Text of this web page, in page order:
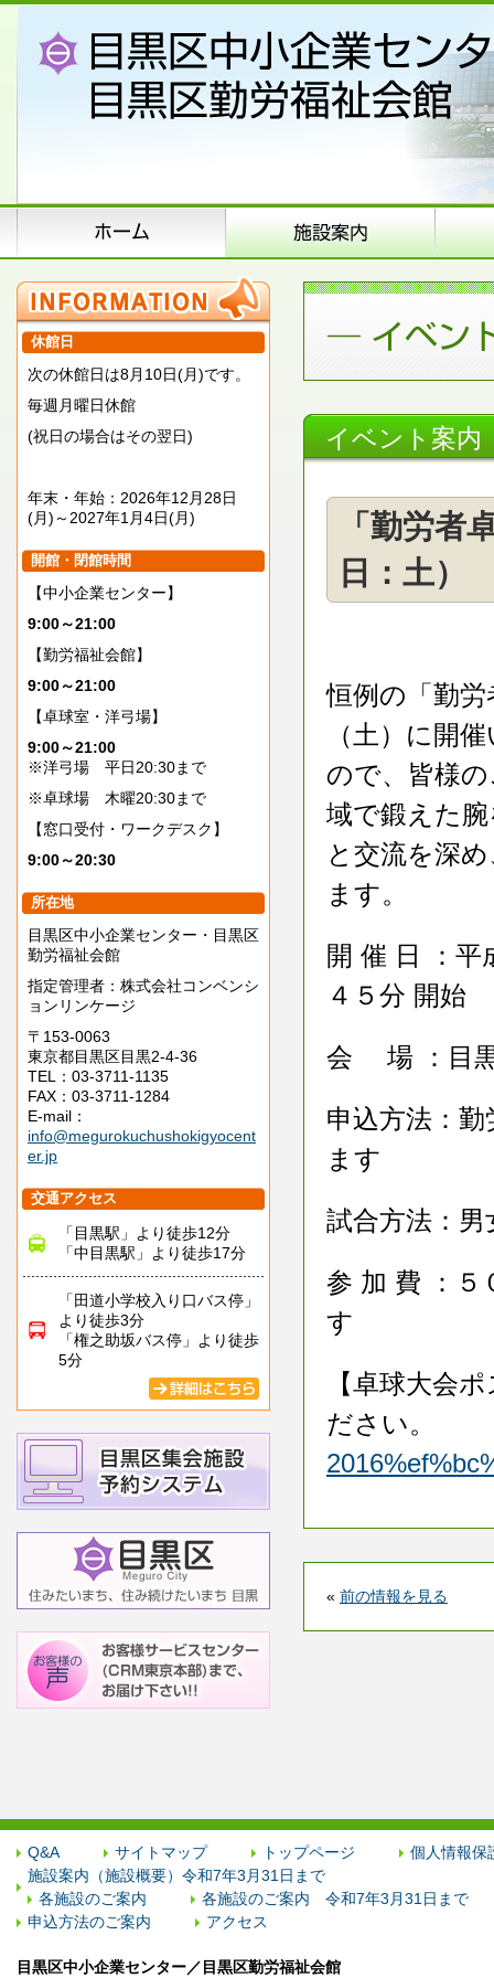
休館日
次の休館日は8月10日(月)です。
毎週月曜日休館
(祝日の場合はその翌日)
年末・年始：2026年12月28日
(月)～2027年1月4日(月)
開館・閉館時間
【中小企業センター】
9:00～21:00
【勤労福祉会館】
9:00～21:00
【卓球室・洋弓場】
9:00～21:00
※洋弓場 平日20:30まで
※卓球場 木曜20:30まで
【窓口受付・ワークデスク】
9:00～20:30
所在地
目黒区中小企業センター・目黒区
勤労福祉会館
指定管理者：株式会社コンベンシ
ョンリンケージ
〒153-0063
東京都目黒区目黒2-4-36
TEL：03-3711-1135
FAX：03-3711-1284
E-mail：
info@megurokuchushokigyocent
er.jp
交通アクセス
「目黒駅」より徒歩12分
「中目黒駅」より徒歩17分
「田道小学校入り口バス停」
より徒歩3分
「権之助坂バス停」より徒歩
5分
イベント案内
「勤労者
日：土）
恒例の「勤
（土）に開
ので、皆様
域で鍛えた
と交流を深
ます。
開 催 日 ：
４５分 開始
会 場 ：目黒
申込方法：
ます
試合方法：
参 加 費 ：
す
【卓球大会
ださい。
« 前の情報を見る
Q&A サイトマップ トップページ
個人情報保
施設案内（施設概要）令和7年3月31日まで
各施設のご案内
各施設のご案内 令和7年3月31日まで
申込方法のご案内
アクセス
目黒区中小企業センター／目黒区勤労福祉会館